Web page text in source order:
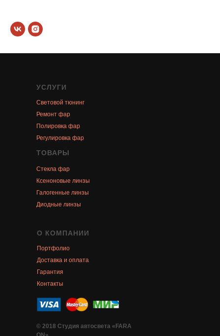
УСЛУГИ
Световой тюнинг
Ремонт фар
Полировка фар
Регулировка фар
ТОВАРЫ
Стекла фар
Ксеноновые линзы
Галогенные линзы
Диодные линзы
О КОМПАНИИ
Портфолио
Доставка и оплата
Гарантия
Контакты
© 2018 Студия автосвета «FARA